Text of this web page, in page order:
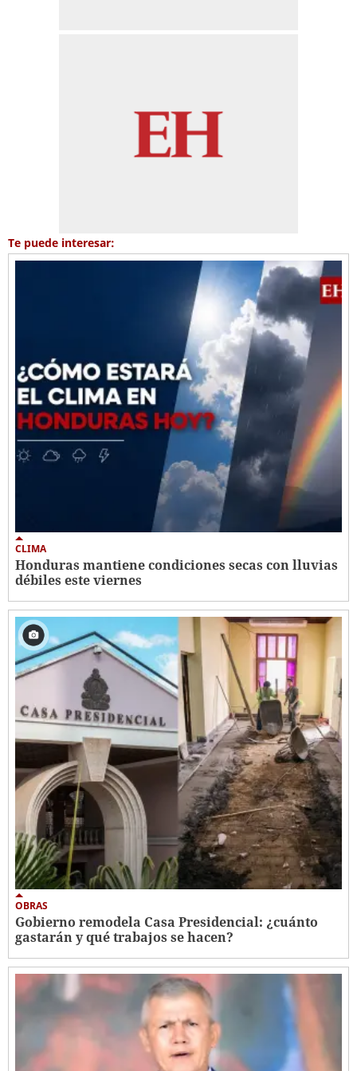
Te puede interesar:
CLIMA
Honduras mantiene condiciones secas con lluvias
débiles este viernes
OBRAS
Gobierno remodela Casa Presidencial: ¿cuánto
gastarán y qué trabajos se hacen?